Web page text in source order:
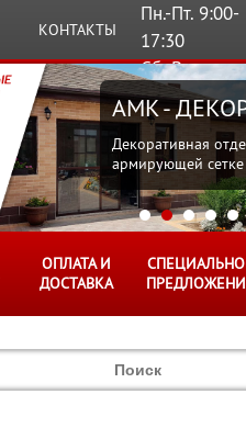
КОНТАКТЫ
Пн.-Пт. 9:00-
17:30
Сб.,Вс.
Выходные
AMK -
Декоративная
армирующей сетке
ОПЛАТА И
ДОСТАВКА